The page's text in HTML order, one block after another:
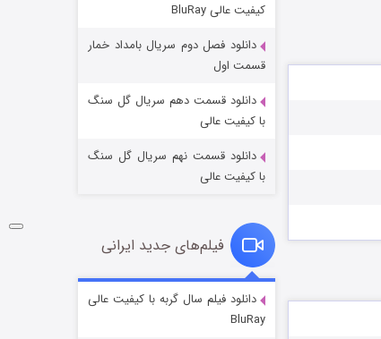
شکست استوارت در نجات جهان
قسمت ۷ (زیرنویس) منتشر شد
شوگر فصل ۲
قسمت
کیفیت عالی BluRay
دانلود فصل دوم سریال بامداد خمار
قسمت اول
دانلود قسمت دهم سریال گل سنگ
با کیفیت عالی
دانلود قسمت نهم سریال گل سنگ
با کیفیت عالی
فیلم‌های جدید ایرانی
دانلود فیلم سال گربه با کیفیت عالی
BluRay